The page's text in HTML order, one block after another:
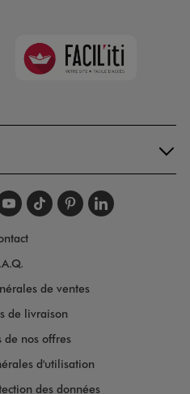
Faciliti
sur
nous sur
nous sur
Suivez-nous
Suivez-nous
Suivez-
de ventes
de livraison
de nos offres
d'utilisation
des données